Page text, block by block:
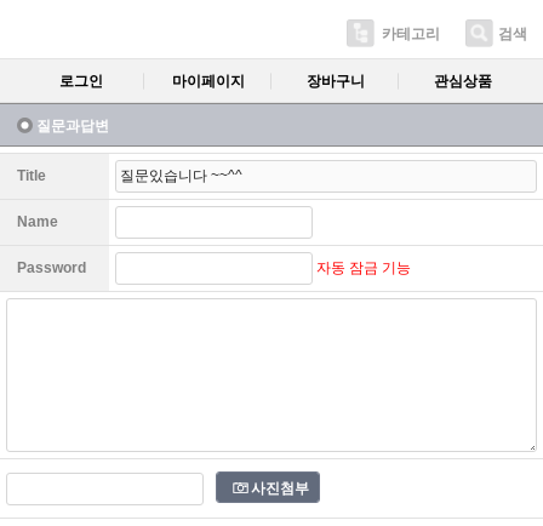
카테고리 검색
로그인 마이페이지 장바구니 관심상품
질문과답변
Title
Name
Password 자동 잠금 기능
사진첨부